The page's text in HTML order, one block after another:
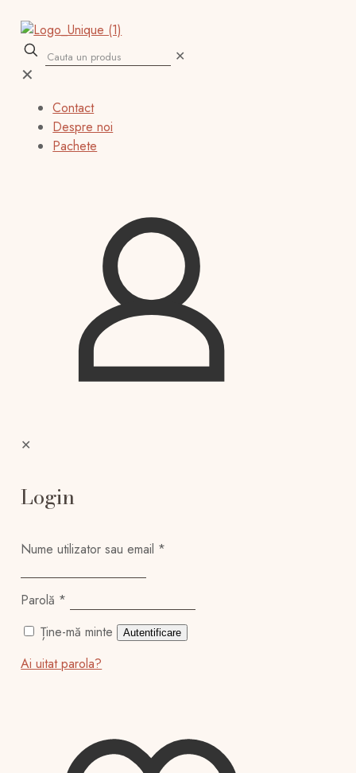
✕
✕
Contact
Despre noi
Pachete
✕
Login
Nume utilizator sau email *
Parolă *
Ține-mă minte
Autentificare
Ai uitat parola?